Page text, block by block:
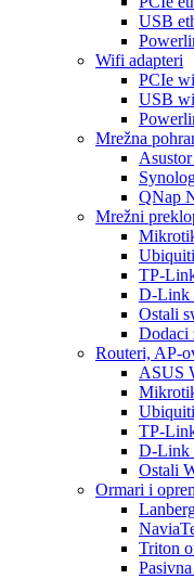
USB
Wifi adapteri
PCIe
USB
Mrežna
QNap
Mrežni
TP-
D-Link
Ostali
Dodaci
Routeri, AP-
ASUS
TP-
D-Link
Ostali
Ormari i
Triton